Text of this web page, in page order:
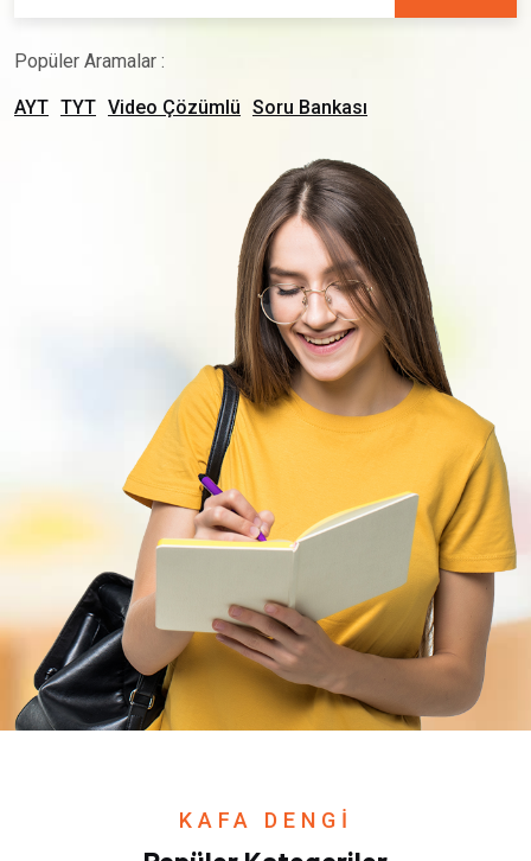
Popüler Aramalar :
AYT TYT Video Çözümlü Soru Bankası
KAFA DENGİ